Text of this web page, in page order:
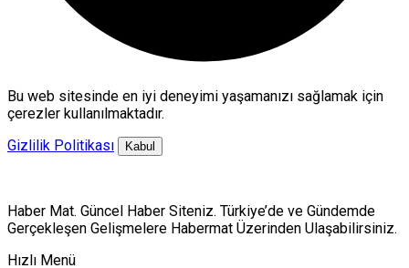
Bu web sitesinde en iyi deneyimi yaşamanızı sağlamak için
çerezler kullanılmaktadır.
Gizlilik Politikası
Kabul
Haber Mat. Güncel Haber Siteniz. Türkiye’de ve Gündemde
Gerçekleşen Gelişmelere Habermat Üzerinden Ulaşabilirsiniz.
Hızlı Menü